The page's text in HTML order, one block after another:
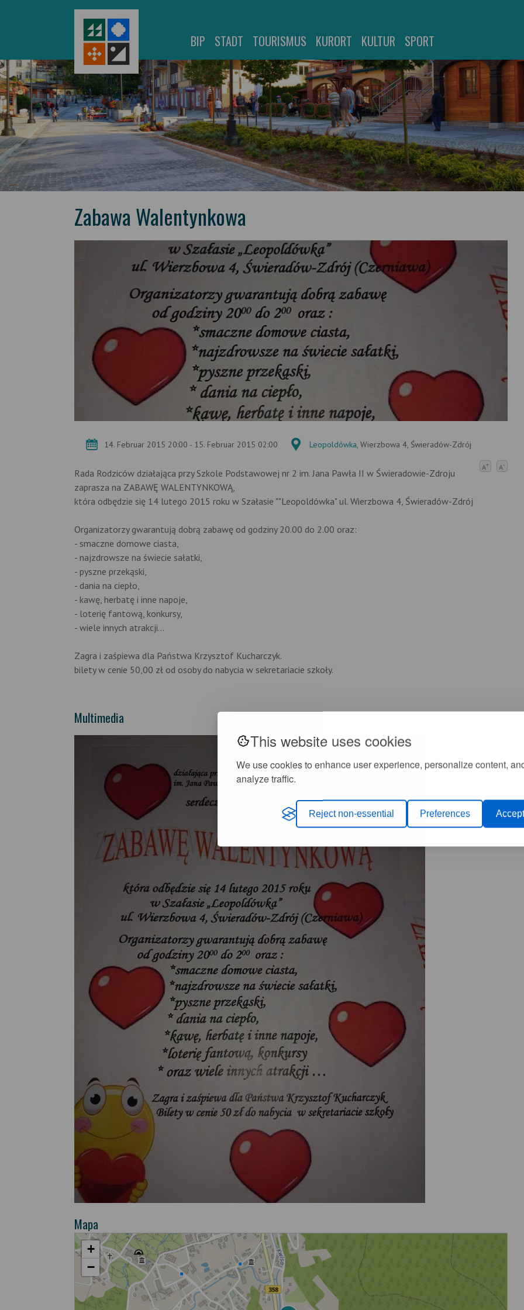
This website uses cookies
We use cookies to enhance user experience, personalize content,
analyze traffic.
Reject non-essential Preferences
BIP STADT TOURISMUS KURORT KULTUR SPORT
Zabawa Walentynkowa
14. Februar 2015 20:00 - 15. Februar 2015 02:00 Leopoldówka, Wierzbowa 4, Świeradów-Zdrój
A+ A-
Rada Rodziców działająca przy Szkole Podstawowej nr 2 im. Jana Pawła II w Świeradowie-Zdroju
zaprasza na ZABAWĘ WALENTYNKOWĄ,
która odbędzie się 14 lutego 2015 roku w Szałasie ""Leopoldówka" ul. Wierzbowa 4, Świeradów-Zdrój
Organizatorzy gwarantują dobrą zabawę od godziny 20.00 do 2.00 oraz:
- smaczne domowe ciasta,
- najzdrowsze na świecie sałatki,
- pyszne przekąski,
- dania na ciepło,
- kawę, herbatę i inne napoje,
- loterię fantową, konkursy,
- wiele innych atrakcji...
Zagra i zaśpiewa dla Państwa Krzysztof Kucharczyk.
bilety w cenie 50,00 zł od osoby do nabycia w sekretariacie szkoły.
Multimedia
Mapa
+
−